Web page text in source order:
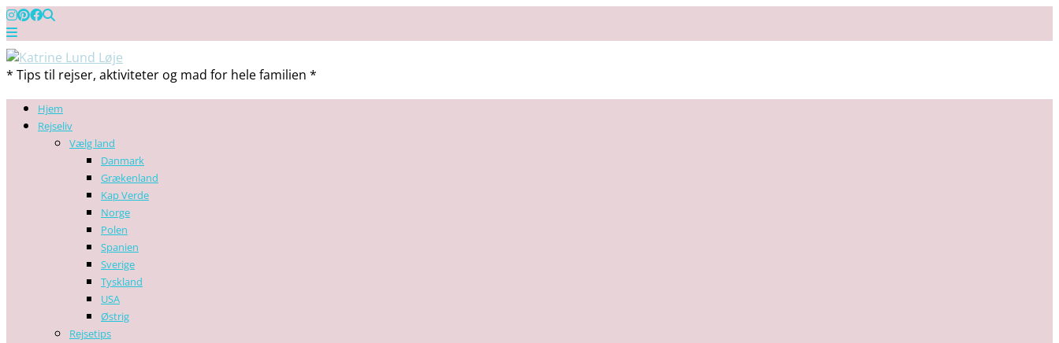
* Tips til rejser, aktiviteter og mad for hele familien *
Hjem
Rejseliv
Vælg land
Danmark
Grækenland
Kap Verde
Norge
Polen
Spanien
Sverige
Tyskland
USA
Østrig
Rejsetips